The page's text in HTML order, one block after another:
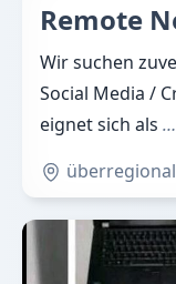
Remote
Wir suchen
Social Media /
eignet sich als
überregional